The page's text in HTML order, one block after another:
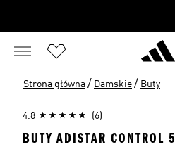
Strona główna / Damskie / Buty
4.8 (6)
BUTY ADISTAR CONTROL 5